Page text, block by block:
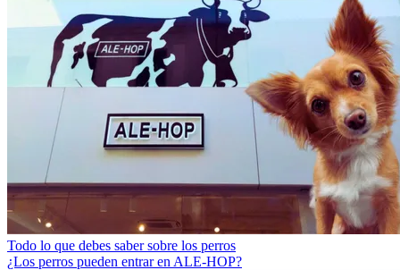
Todo lo que debes saber sobre los perros
¿Los perros pueden entrar en ALE-HOP?